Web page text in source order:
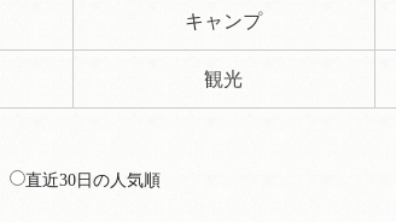
キャンプ
観光
直近30日の人気順